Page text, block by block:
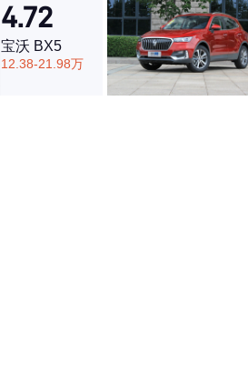
4.72
宝沃 BX5
12.38-21.98万